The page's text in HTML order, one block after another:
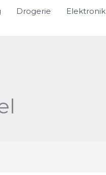
Drogerie Elektronik